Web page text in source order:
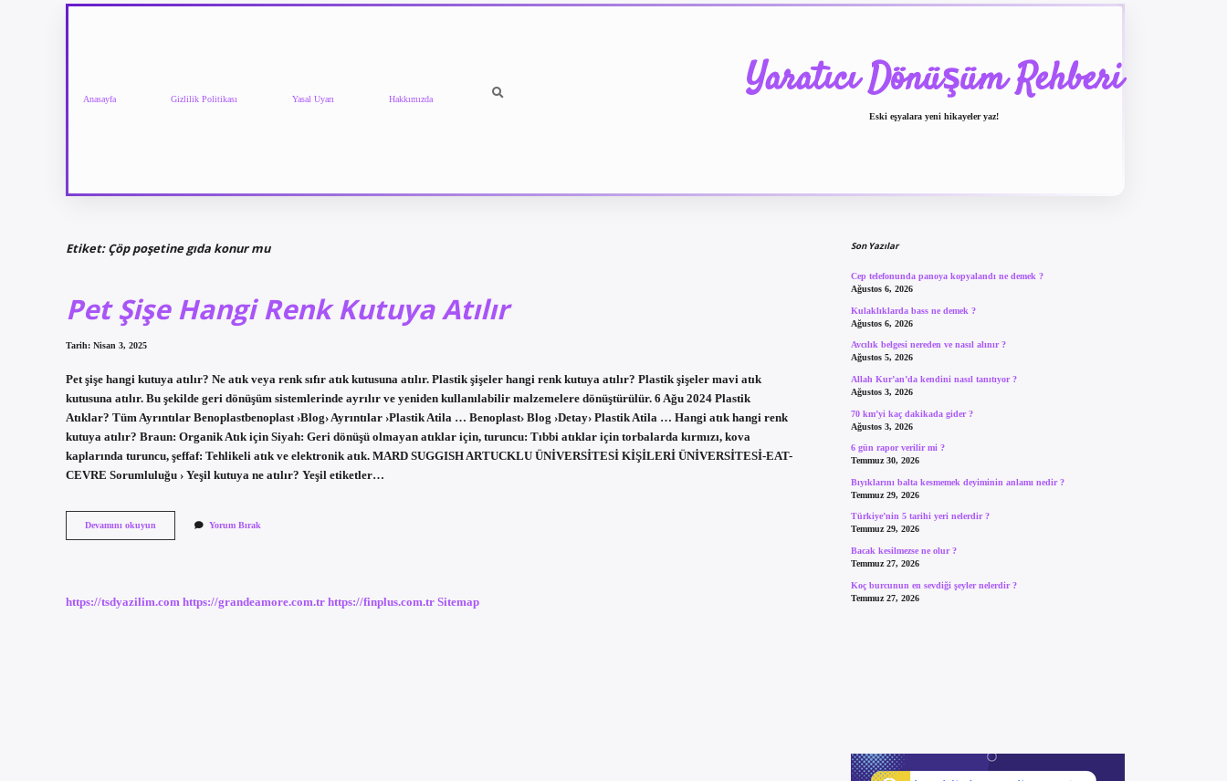
Anasayfa Gizlilik Politikası Yasal Uyarı Hakkımızda Yaratıcı Dönüşüm Rehberi
Eski eşyalara yeni hikayeler yaz!
Etiket:Çöp poşetine gıda konur mu
Pet Şişe Hangi Renk Kutuya Atılır
Tarih: Nisan 3, 2025
Pet şişe hangi kutuya atılır? Ne atık veya renk sıfır atık kutusuna atılır. Plastik şişeler hangi renk kutuya atılır? Plastik şişeler mavi atık
kutusuna atılır. Bu şekilde geri dönüşüm sistemlerinde ayrılır ve yeniden kullanılabilir malzemelere dönüştürülür. 6 Ağu 2024 Plastik
Atıklar? Tüm Ayrıntılar Benoplastbenoplast ›Blog› Ayrıntılar ›Plastik Atila … Benoplast› Blog ›Detay› Plastik Atila … Hangi atık hangi renk
kutuya atılır? Braun: Organik Atık için Siyah: Geri dönüşü olmayan atıklar için, turuncu: Tıbbi atıklar için torbalarda kırmızı, kova
kaplarında turuncu, şeffaf: Tehlikeli atık ve elektronik atık. MARD SUGGISH ARTUCKLU ÜNİVERSİTESİ KİŞİLERİ ÜNİVERSİTESİ-EAT-
CEVRE Sorumluluğu › Yeşil kutuya ne atılır? Yeşil etiketler…
Devamını okuyun
Şişe
Yorum Bırak
https://tsdyazilim.com https://grandeamore.com.tr https://finplus.com.tr Sitemap
Son Yazılar
Cep telefonunda panoya kopyalandı ne demek ?
Ağustos 6, 2026
Kulaklıklarda bass ne demek ?
Ağustos 6, 2026
Avcılık belgesi nereden ve nasıl alınır ?
Ağustos 5, 2026
Allah Kur’an’da kendini nasıl tanıtıyor ?
Ağustos 3, 2026
70 km’yi kaç dakikada gider ?
Ağustos 3, 2026
6 gün rapor verilir mi ?
Temmuz 30, 2026
Bıyıklarını balta kesmemek deyiminin anlamı nedir ?
Temmuz 29, 2026
Türkiye’nin 5 tarihi yeri nelerdir ?
Temmuz 29, 2026
Bacak kesilmezse ne olur ?
Temmuz 27, 2026
Koç burcunun en sevdiği şeyler nelerdir ?
Temmuz 27, 2026